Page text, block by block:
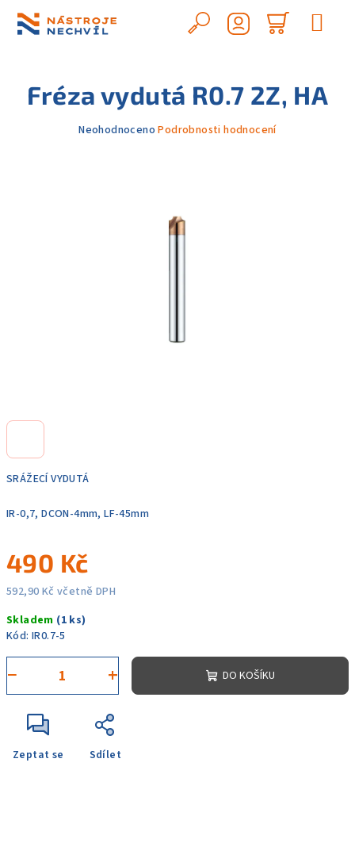
obsah
Hledat
košík
SRÁŽECÍ VYDUTÁ
IR-0,7, DCON-4mm, LF-45mm
490 Kč
592,90 Kč včetně DPH
cena:
Skladem (1 ks)
Kód: IR0.7-5
+
− DO KOŠÍKU
Zeptat se Sdílet
Fréza vydutá R0.7 2Z, HA
Průměrné
Neohodnoceno Podrobnosti hodnocení